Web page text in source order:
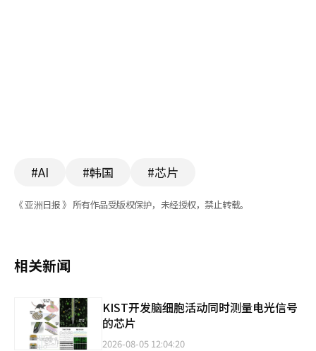
#AI #韩国 #芯片
《 亚洲日报 》 所有作品受版权保护，未经授权，禁止转载。
相关新闻
KIST开发脑细胞活动同时测量电光信号
的芯片
2026-08-05 12:04:20